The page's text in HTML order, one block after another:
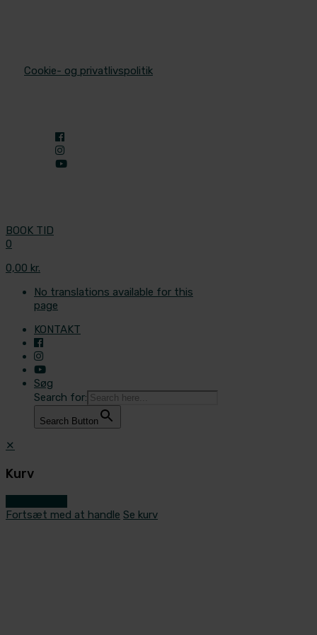
Cookie- og privatlivspolitik
BOOK TID
0
0,00 kr.
No translations available for this
page
KONTAKT
Søg
Search for:
Search Button
✕
Kurv
Fortsæt med at handle Se kurv